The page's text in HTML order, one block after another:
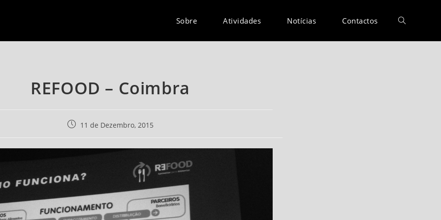
Sobre Atividades Notícias Contactos
REFOOD – Coimbra
Post 11 de Dezembro, 2015